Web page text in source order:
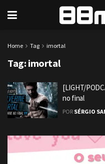
Home Tag imortal
Tag: imortal
[LIGHT/
no final
POR SÉRGIO